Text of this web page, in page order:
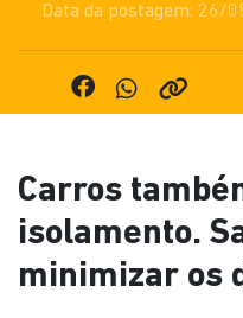
Data da postagem: 26/
Carros
isolamento.
minimizar os